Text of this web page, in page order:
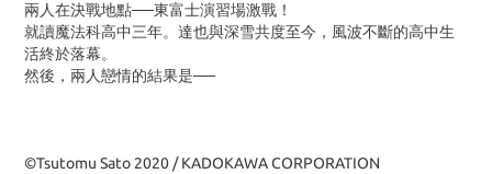
兩人在決戰地點──東富士演習場激戰！
就讀魔法科高中三年。達也與深雪共度至今，風波不斷的高中生
活終於落幕。
然後，兩人戀情的結果是──
©Tsutomu Sato 2020 / KADOKAWA CORPORATION